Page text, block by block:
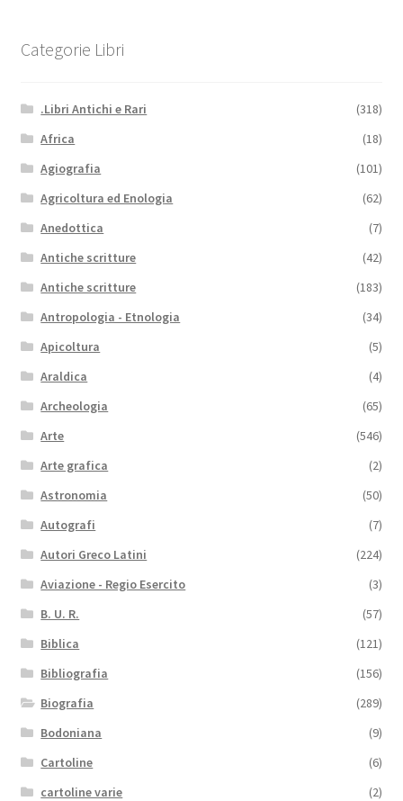
Categorie Libri
.Libri Antichi e Rari
(318)
Africa
(18)
Agiografia
(101)
Agricoltura ed Enologia
(62)
Anedottica
(7)
Antiche scritture
(42)
Antiche scritture
(183)
Antropologia - Etnologia
(34)
Apicoltura
(5)
Araldica
(4)
Archeologia
(65)
Arte
(546)
Arte grafica
(2)
Astronomia
(50)
Autografi
(7)
Autori Greco Latini
(224)
Aviazione - Regio Esercito
(3)
B. U. R.
(57)
Biblica
(121)
Bibliografia
(156)
Biografia
(289)
Bodoniana
(9)
Cartoline
(6)
cartoline varie
(2)